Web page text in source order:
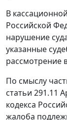
В
Российской
нарушение
указанные
рассмотрение
По смыслу
статьи 291.11
кодекса
жалоба